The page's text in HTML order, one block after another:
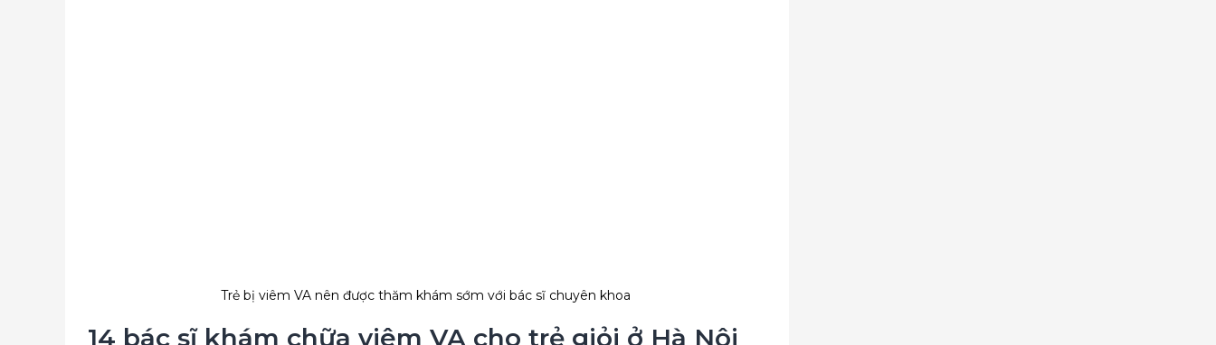
Trẻ bị viêm VA nên được thăm khám sớm với bác sĩ chuyên khoa
14 bác sĩ khám chữa viêm VA cho trẻ giỏi ở Hà Nội